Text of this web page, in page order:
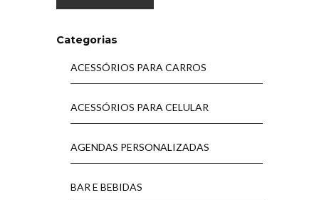
Categorias
ACESSÓRIOS PARA CARROS
ACESSÓRIOS PARA CELULAR
AGENDAS PERSONALIZADAS
BAR E BEBIDAS